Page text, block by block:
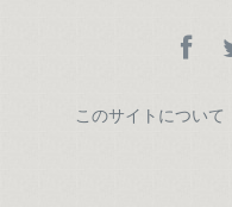
このサイトについて